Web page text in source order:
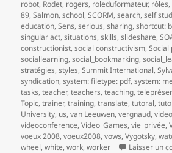
robot, Rodet, rogers, roleduformateur, rôles,
89,Salmon,school,SCORM,search,self
education,Sens,serious,sharing,shortcut:
singular act,situations,skills,slideshare,
constructionist,social constructivism,Social
sociallearning,social_bookmarking,
stratégies,styles,Summit International,
syndication,system: filetype: pdf,system:
tasks,teacher,teachers,teaching,
Topic,trainer,training,translate,tutoral,
University, us,van Leeuwen,vergnaud,
videoconference,Video_Games,vie_privée,
voeux 2008,voeux2008,vows,Vygotsky,
wheel,white,work,worker Laisser un